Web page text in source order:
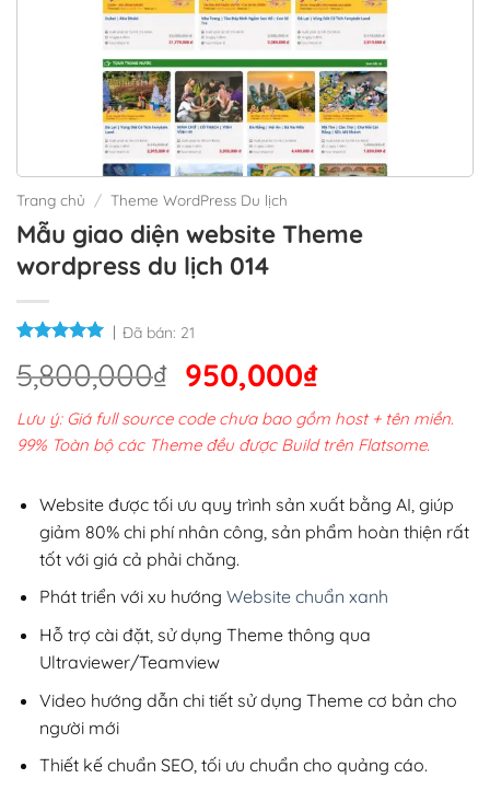
Trang chủ / Theme WordPress Du lịch
Mẫu giao diện website Theme
wordpress du lịch 014
Đã bán: 21
5,800,000₫ Giá
gốc
là:
5,800,000₫.
950,000₫Giá
hiện
tại
950,000₫.
Lưu ý: Giá full source code chưa bao gồm host + tên miền.
99% Toàn bộ các Theme đều được Build trên Flatsome.
Website được tối ưu quy trình sản xuất bằng AI, giúp
giảm 80% chi phí nhân công, sản phẩm hoàn thiện rất
tốt với giá cả phải chăng.
Phát triển với xu hướng Website chuẩn xanh
Hỗ trợ cài đặt, sử dụng Theme thông qua
Ultraviewer/Teamview
Video hướng dẫn chi tiết sử dụng Theme cơ bản cho
người mới
Thiết kế chuẩn SEO, tối ưu chuẩn cho quảng cáo.